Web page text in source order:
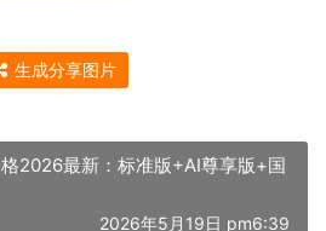
生成分享图片
2026最新：标准版+AI尊享版+国
2026年5月19日 pm6:39